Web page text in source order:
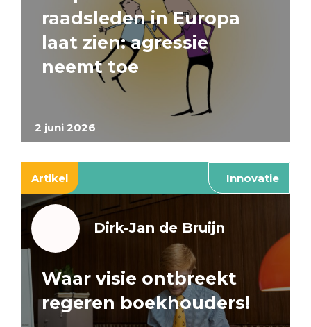
2 juni 2026
raadsleden in Europa
laat zien: agressie
neemt toe
Artikel Innovatie
Dirk-Jan de Bruijn
Waar visie ontbreekt
regeren boekhouders!